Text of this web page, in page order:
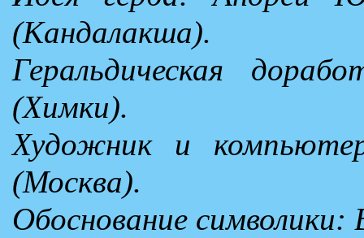
(Кандалакша).
Геральдическая
(Химки).
Художник и
(Москва).
Обоснование